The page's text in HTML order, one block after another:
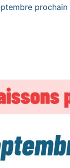
prochain